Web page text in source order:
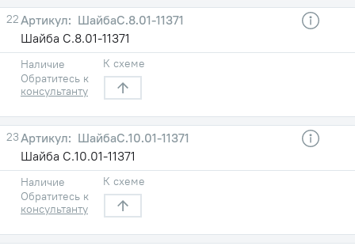
22
ШайбаC.8.01-11371
Шайба C.8.01-11371
Наличие
Обратитесь к
консультанту
К схеме
23
ШайбаC.10.01-11371
Шайба C.10.01-11371
Наличие
Обратитесь к
консультанту
К схеме